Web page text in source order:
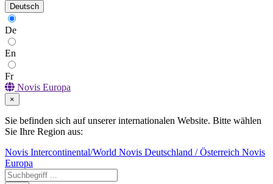
Deutsch
De
En
Fr
Novis Europa
×
Sie befinden sich auf unserer internationalen Website. Bitte wählen
Sie Ihre Region aus:
Novis Intercontinental/World Novis Deutschland / Österreich Novis
Europa